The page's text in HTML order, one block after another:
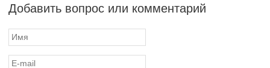
Добавить вопрос или комментарий